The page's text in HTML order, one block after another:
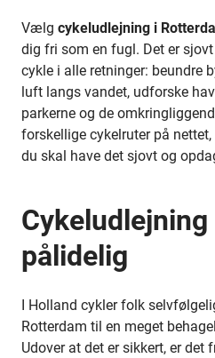
Vælg cykeludlejning i
dig fri som en fugl. Det er
cykle i alle retninger: beundre
luft langs vandet, udforske
parkerne og de
forskellige cykelruter på
du skal have det sjovt og
pålidelig
I Holland cykler folk
Rotterdam til en meget
Udover at det er sikkert, er det